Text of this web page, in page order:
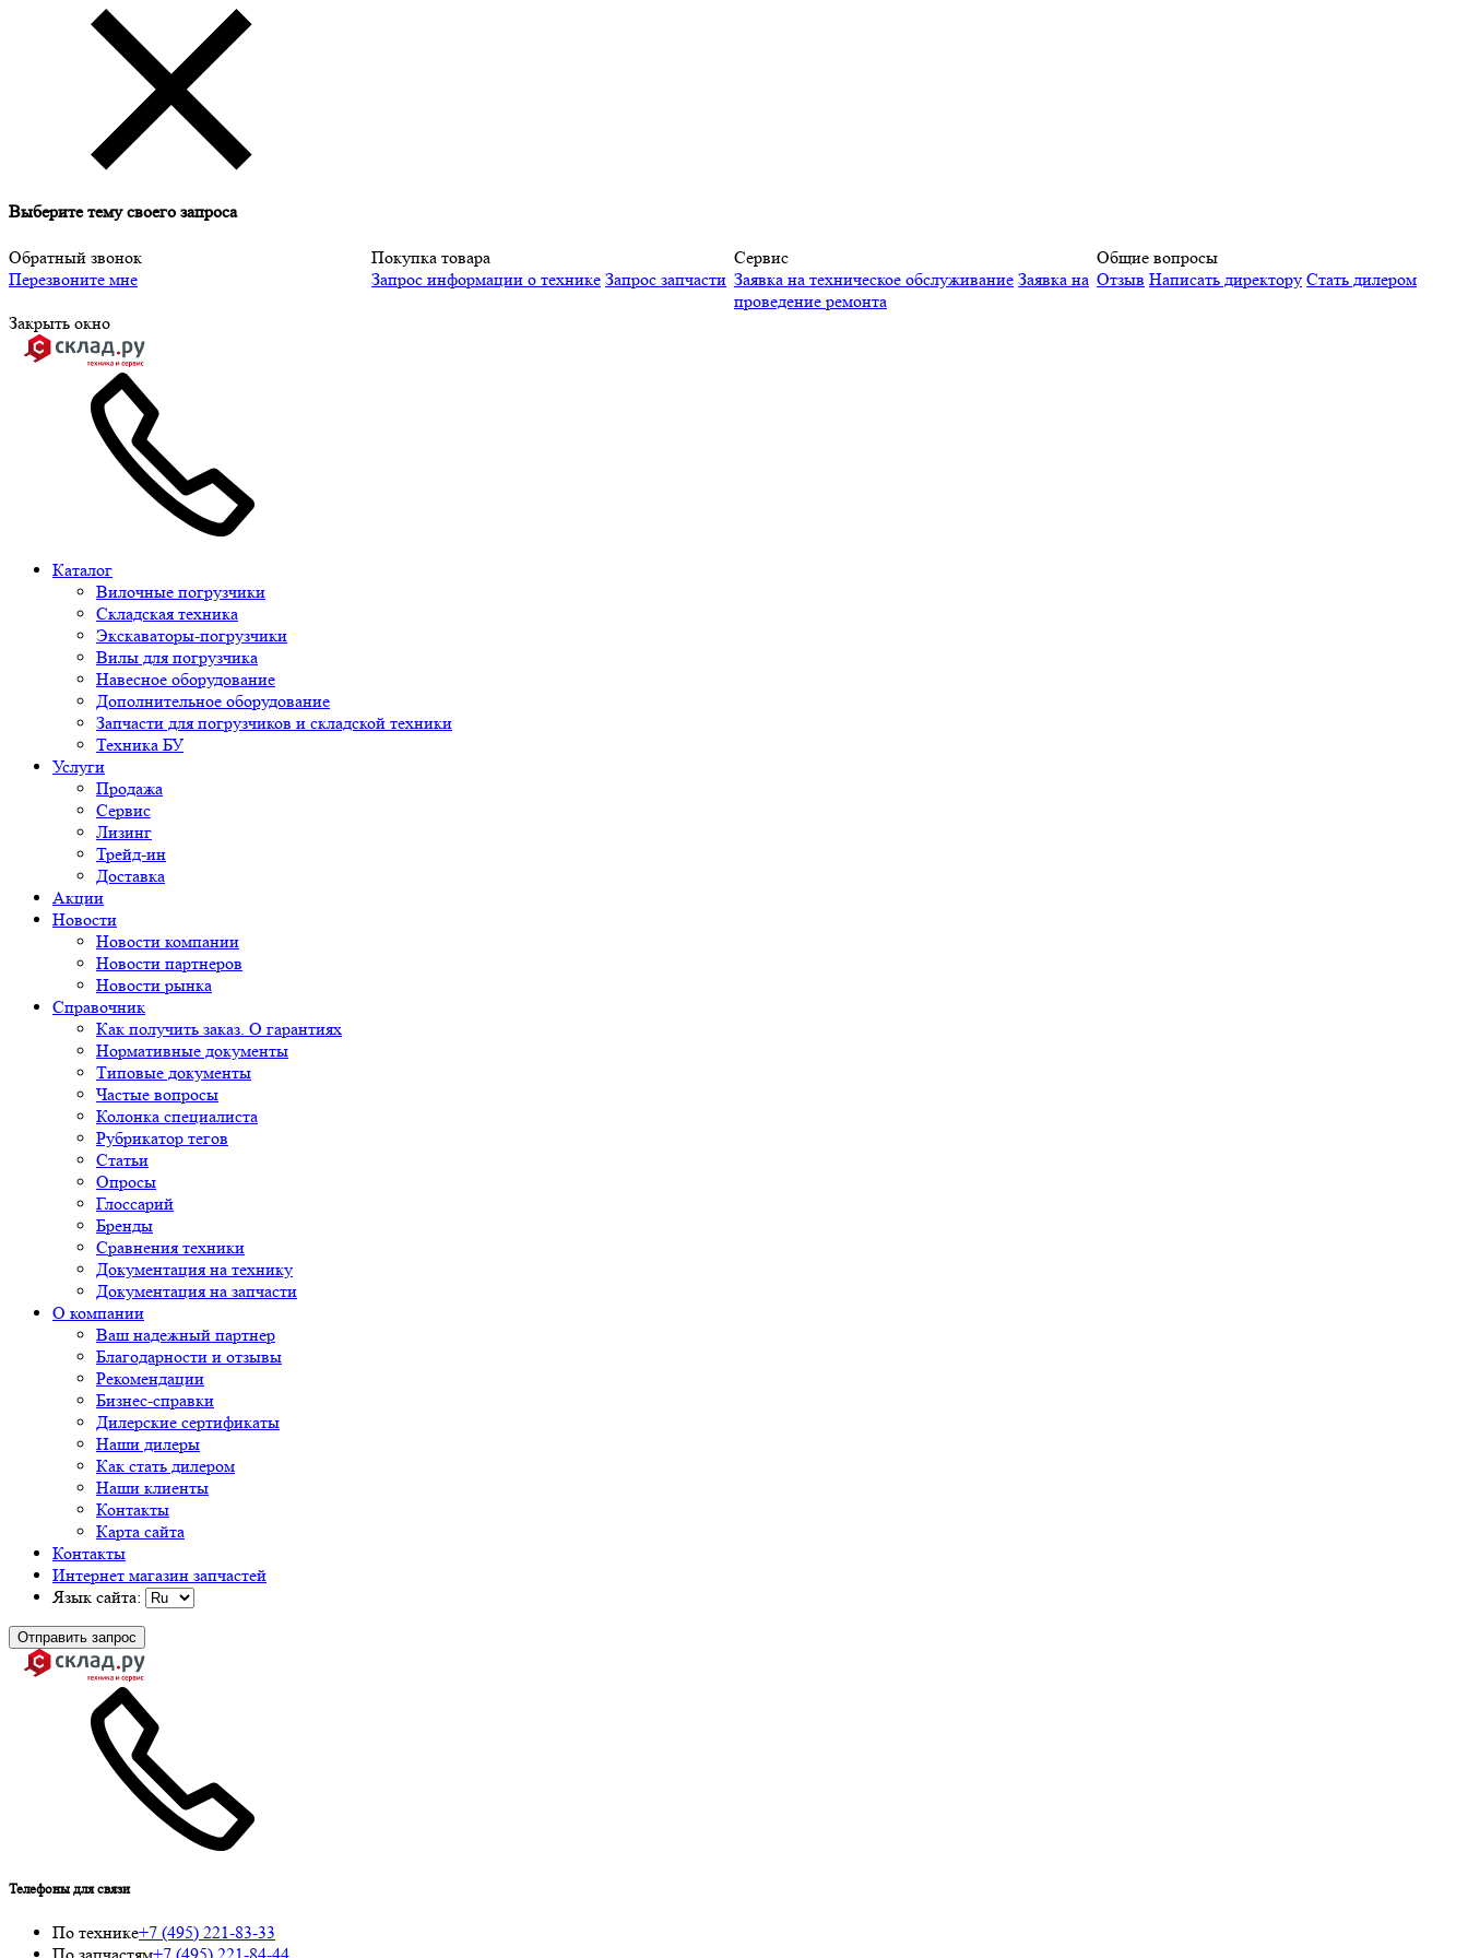
Выберите тему своего запроса
Обратный звонок
Перезвоните мне
Покупка товара
Запрос информации о технике Запрос запчасти
Сервис
Заявка на техническое обслуживание Заявка на
проведение ремонта
Общие вопросы
Отзыв Написать директору Стать дилером
Закрыть окно
Каталог
Вилочные погрузчики
Складская техника
Экскаваторы-погрузчики
Вилы для погрузчика
Навесное оборудование
Дополнительное оборудование
Запчасти для погрузчиков и складской техники
Техника БУ
Услуги
Продажа
Сервис
Лизинг
Трейд-ин
Доставка
Акции
Новости
Новости компании
Новости партнеров
Новости рынка
Справочник
Как получить заказ. О гарантиях
Нормативные документы
Типовые документы
Частые вопросы
Колонка специалиста
Рубрикатор тегов
Статьи
Опросы
Глоссарий
Бренды
Сравнения техники
Документация на технику
Документация на запчасти
О компании
Ваш надежный партнер
Благодарности и отзывы
Рекомендации
Бизнес-справки
Дилерские сертификаты
Наши дилеры
Как стать дилером
Наши клиенты
Контакты
Карта сайта
Контакты
Интернет магазин запчастей
Язык сайта:
Отправить запрос
Телефоны для связи
По технике+7 (495) 221-83-33